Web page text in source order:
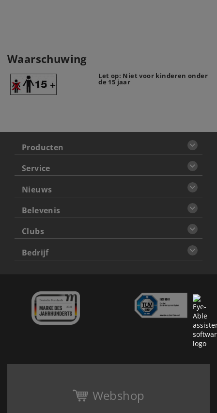
Waarschuwing
Let op: Niet voor kinderen onder
de 15 jaar
Producten
Service
Nieuws
Belevenis
Clubs
Bedrijf
Webshop